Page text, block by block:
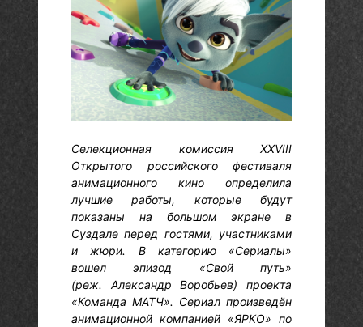
Селекционная комиссия XXVIII
Открытого российского фестиваля
анимационного кино определила
лучшие работы, которые будут
показаны на большом экране в
Суздале перед гостями, участниками
и жюри. В категорию «Сериалы»
вошел эпизод «Свой путь»
(реж. Александр Воробьев) проекта
«Команда МАТЧ». Сериал произведён
анимационной компанией «ЯРКО» по